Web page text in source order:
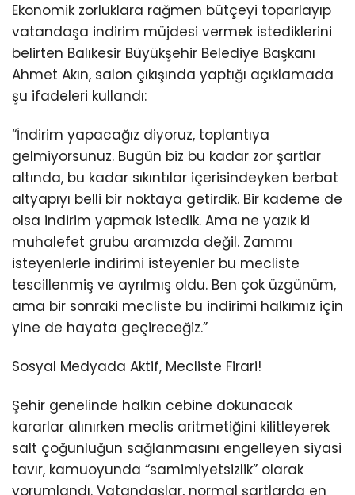
Ekonomik zorluklara rağmen bütçeyi toparlayıp
vatandaşa indirim müjdesi vermek istediklerini
belirten Balıkesir Büyükşehir Belediye Başkanı
Ahmet Akın, salon çıkışında yaptığı açıklamada
şu ifadeleri kullandı:
“İndirim yapacağız diyoruz, toplantıya
gelmiyorsunuz. Bugün biz bu kadar zor şartlar
altında, bu kadar sıkıntılar içerisindeyken berbat
altyapıyı belli bir noktaya getirdik. Bir kademe de
olsa indirim yapmak istedik. Ama ne yazık ki
muhalefet grubu aramızda değil. Zammı
isteyenlerle indirimi isteyenler bu mecliste
tescillenmiş ve ayrılmış oldu. Ben çok üzgünüm,
ama bir sonraki mecliste bu indirimi halkımız için
yine de hayata geçireceğiz.”
Sosyal Medyada Aktif, Mecliste Firari!
Şehir genelinde halkın cebine dokunacak
kararlar alınırken meclis aritmetiğini kilitleyerek
salt çoğunluğun sağlanmasını engelleyen siyasi
tavır, kamuoyunda “samimiyetsizlik” olarak